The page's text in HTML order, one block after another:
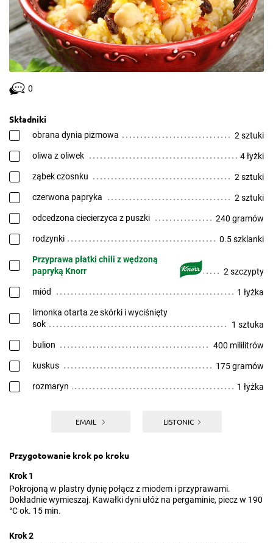
0
Składniki
obrana dynia piżmowa 2 sztuki
oliwa z oliwek 4 łyżki
ząbek czosnku 2 sztuki
czerwona papryka 2 sztuki
odcedzona ciecierzyca z puszki 240 gramów
rodzynki 0.5 szklanki
Przyprawa płatki chili z wędzoną
papryką Knorr
2 szczypty
miód 1 łyżka
limonka otarta ze skórki i wyciśnięty
sok
1 sztuka
bulion 400 mililitrów
kuskus 175 gramów
rozmaryn 1 łyżka
EMAIL LISTONIC
Przygotowanie krok po kroku
Krok 1
Pokrojoną w plastry dynię połącz z miodem i przyprawami.
Dokładnie wymieszaj. Kawałki dyni ułóż na pergaminie, piecz w 190
°C ok. 15 min.
Krok 2